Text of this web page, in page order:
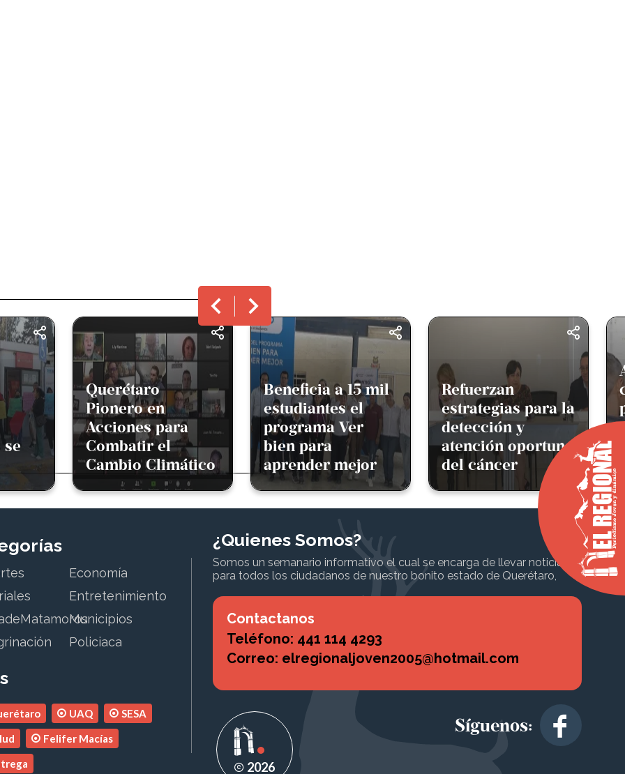
Beneficia a 15 mil
estudiantes el
programa Ver
bien para
aprender mejor
Refuerzan
estrategias para la
detección y
atención oportuna
del cáncer
Abre SEDIF
convocatoria
permanente para
el programa
Hogares de
Corazón
Economía
Entretenimiento
Municipios
Policiaca
UAQ
SESA
Felifer Macías
¿Quienes Somos?
Somos un semanario informativo el cual se encarga de llevar noticias
para todos los ciudadanos de nuestro bonito estado de Querétaro,
Contactanos
Teléfono: 441 114 4293
Correo: elregionaljoven2005@hotmail.com
2026
Síguenos: